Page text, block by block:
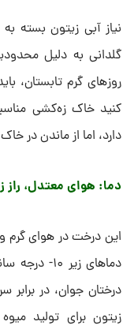
نیاز آبی زیتون
گلدانی به دلیل
روزهای گرم تابستان،
کنید خاک زه‌کشی
دارد، اما از ماندن در
دما: هوای معتدل، راز
این درخت در هوای گرم
دماهای زیر
درختان جوان، در